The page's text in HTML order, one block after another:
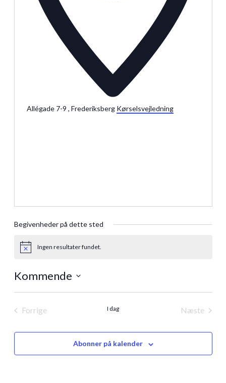
Allégade 7-9 , Frederiksberg Kørselsvejledning
Begivenheder på dette sted
NoticeIngen resultater fundet.
Kommende
Vælg
Forrige
I dag
Næste
Abonner på kalender